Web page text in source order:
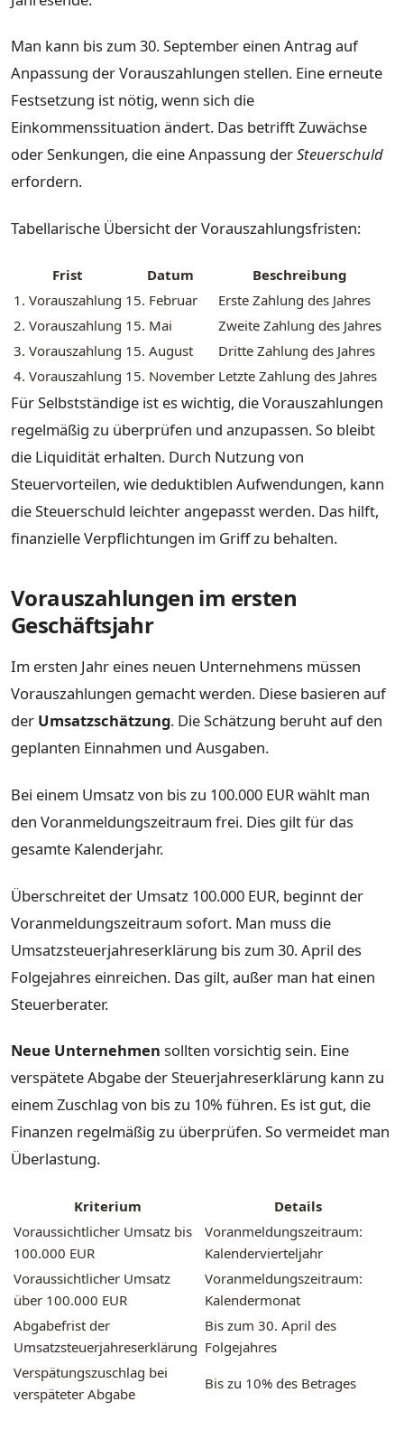
Man kann bis zum 30. September einen Antrag auf
Anpassung der Vorauszahlungen stellen. Eine erneute
Festsetzung ist nötig, wenn sich die
Einkommenssituation ändert. Das betrifft Zuwächse
oder Senkungen, die eine Anpassung derSteuerschuld
erfordern.
Tabellarische Übersicht der Vorauszahlungsfristen:
Frist Datum
Beschreibung
1. Vorauszahlung 15. Februar
Erste Zahlung des Jahres
2. Vorauszahlung 15. Mai
Zweite Zahlung des Jahres
3. Vorauszahlung 15. August
Dritte Zahlung des Jahres
4. Vorauszahlung 15. November Letzte Zahlung des Jahres
Für Selbstständige ist es wichtig, die Vorauszahlungen
regelmäßig zu überprüfen und anzupassen. So bleibt
die Liquidität erhalten. Durch Nutzung von
Steuervorteilen, wie deduktiblen Aufwendungen, kann
die Steuerschuld leichter angepasst werden. Das hilft,
finanzielle Verpflichtungen im Griff zu behalten.
Vorauszahlungen im ersten
Geschäftsjahr
Im ersten Jahr eines neuen Unternehmens müssen
Vorauszahlungen gemacht werden. Diese basieren auf
der Umsatzschätzung. Die Schätzung beruht auf den
geplanten Einnahmen und Ausgaben.
Bei einem Umsatz von bis zu 100.000 EUR wählt man
den Voranmeldungszeitraum frei. Dies gilt für das
gesamte Kalenderjahr.
Überschreitet der Umsatz 100.000 EUR, beginnt der
Voranmeldungszeitraum sofort. Man muss die
Umsatzsteuerjahreserklärung bis zum 30. April des
Folgejahres einreichen. Das gilt, außer man hat einen
Steuerberater.
Neue Unternehmen sollten vorsichtig sein. Eine
verspätete Abgabe der Steuerjahreserklärung kann zu
einem Zuschlag von bis zu 10% führen. Es ist gut, die
Finanzen regelmäßig zu überprüfen. So vermeidet man
Überlastung.
Kriterium
Details
Voraussichtlicher Umsatz bis
100.000 EUR
Voranmeldungszeitraum:
Kalendervierteljahr
Voraussichtlicher Umsatz
über 100.000 EUR
Voranmeldungszeitraum:
Kalendermonat
Abgabefrist der
Umsatzsteuerjahreserklärung
Bis zum 30. April des
Folgejahres
Verspätungszuschlag bei
verspäteter Abgabe
Bis zu 10% des Betrages